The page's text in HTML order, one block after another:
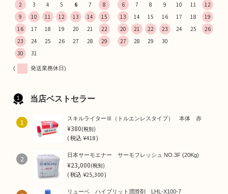
2
3 4 5 6 7
8
9
10 11 12 13 14
15
16
17 18 19 20 21
22
23
24 25 26 27 28
29
30
31
6
7 8 9 10 11
12
13
14 15 16 17 18
19
20
21 22 23 24 25
26
27
28 29 30
( 発送業務休日)
当店ベストセラー
1 スキルライターⅢ（トルエンレスタイプ） 本体 赤
¥380(税別)
(税込¥418 )
2 日本サーモエナー サーモフレッシュ NO.3F (20Kg)
¥23,000(税別)
(税込¥25,300 )
リューベ ハイブリット潤滑剤 LHL-X100-7